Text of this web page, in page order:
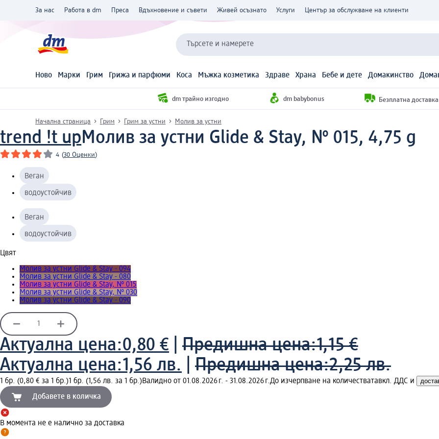
За нас Работа в dm Преса Вдъхновение и съвети Живей осъзнато Услуги Център за обслужване на клиенти
Търсете и намерете
Ново Марки Грим Грижа и парфюми Коса Мъжка козметика Здраве Храна Бебе и дете Домакинство
dm трайно изгодно dm babybonus Безплатна
Начална страница Грим Грим за устни Молив за устни
trend !t upМолив за устни Glide & Stay, № 015, 4,75 g
4 (30 Оценки)
Веган
водоустойчив
Веган
водоустойчив
Цвят
Молив за устни Glide & Stay - 094
Молив за устни Glide & Stay - 080
Молив за устни Glide & Stay, № 015
Молив за устни Glide & Stay, № 030
Молив за устни Glide & Stay - 090
Актуална цена:0,80 € Предишна цена:1,15 €
Актуална цена:1,56 лв. Предишна цена:2,25 лв.
1 бр. (0,80 € за 1 бр.)1 бр. (1,56 лв. за 1 бр.)Валидно от 01.08.2026 г. - 31.08.2026 г.До изчерпване на количестватавкл. ДДС и
Добавете в количка
В момента не е налично за доставка